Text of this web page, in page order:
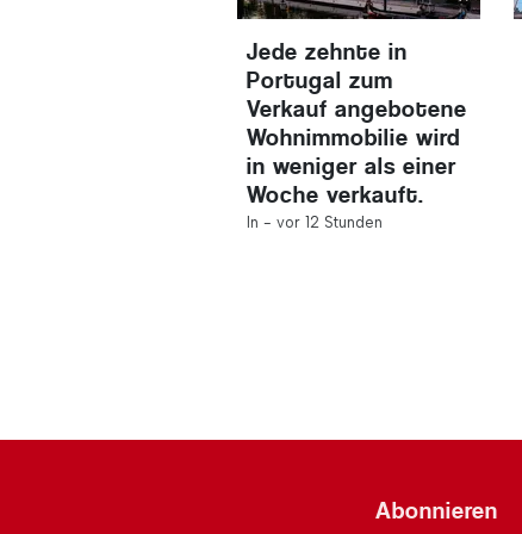
Jede zehnte in
Portugal zum
Verkauf angebotene
Wohnimmobilie wird
in weniger als einer
Woche verkauft.
In -vor 12 Stunden
Abonnieren